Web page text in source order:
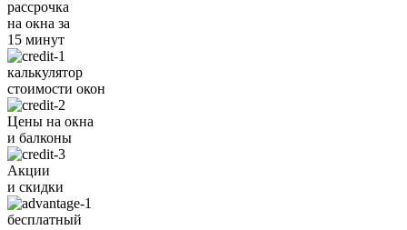
рассрочка
на окна за
15 минут
калькулятор
стоимости окон
Цены на окна
и балконы
Акции
и скидки
бесплатный